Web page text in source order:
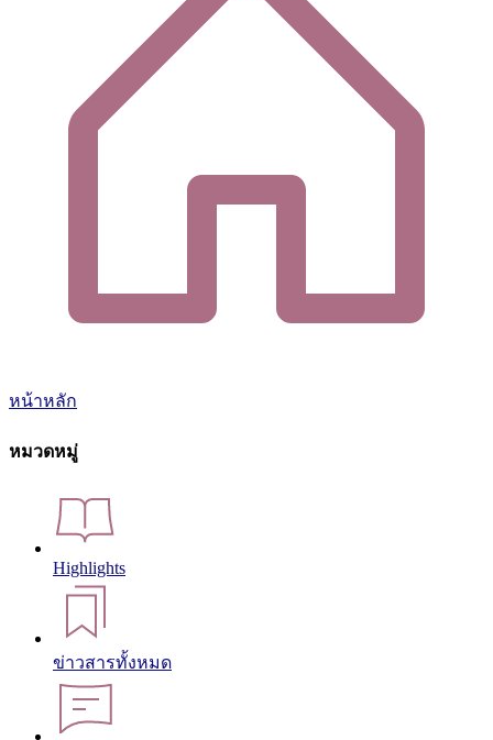
หน้าหลัก
หมวดหมู่
Highlights
ข่าวสารทั้งหมด